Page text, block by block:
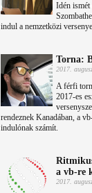
Idén ismét
indul a nemzetközi
Torna:
2017.
A férfi
2017-es
rendeznek Kanadában, a
indulónak számít.
a vb-re
2017.